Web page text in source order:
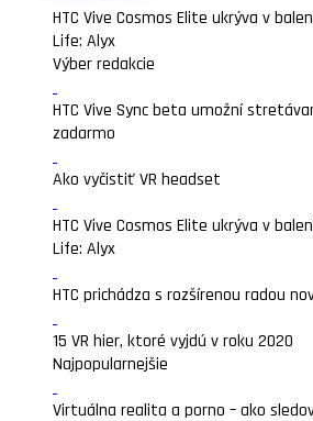
HTC Vive Cosmos Elite ukrýva v
Life: Alyx
Výber redakcie
HTC Vive Sync beta umožní
zadarmo
Ako vyčistiť VR headset
HTC Vive Cosmos Elite ukrýva v
Life: Alyx
HTC prichádza s rozšírenou radou
15 VR hier, ktoré vyjdú v roku 2020
Najpopularnejšie
Virtuálna realita a porno – ako